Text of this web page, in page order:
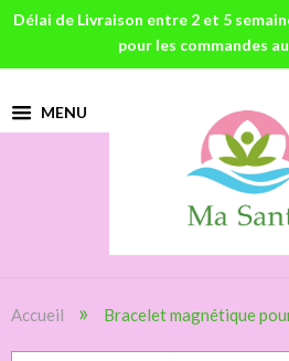
Délai de Livraison entre 2 et 5
pour les commandes
MENU
Accueil » Bracelet magnétique